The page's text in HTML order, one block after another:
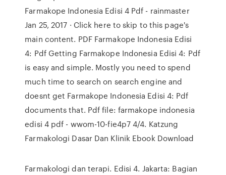
Farmakope Indonesia Edisi 4 Pdf - rainmaster
Jan 25, 2017 · Click here to skip to this page's
main content. PDF Farmakope Indonesia Edisi
4: Pdf Getting Farmakope Indonesia Edisi 4: Pdf
is easy and simple. Mostly you need to spend
much time to search on search engine and
doesnt get Farmakope Indonesia Edisi 4: Pdf
documents that. Pdf file: farmakope indonesia
edisi 4 pdf - wwom-10-fie4p7 4/4. Katzung
Farmakologi Dasar Dan Klinik Ebook Download
Farmakologi dan terapi. Edisi 4. Jakarta: Bagian